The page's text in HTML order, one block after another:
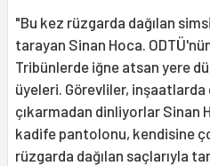
"Bu kez rüzgarda dağılan
tarayan Sinan Hoca.
Tribünlerde iğne atsan yere
üyeleri. Görevliler, inşaatlarda
çıkarmadan dinliyorlar Sinan
kadife pantolonu, kendisine
rüzgarda dağılan saçlarıyla